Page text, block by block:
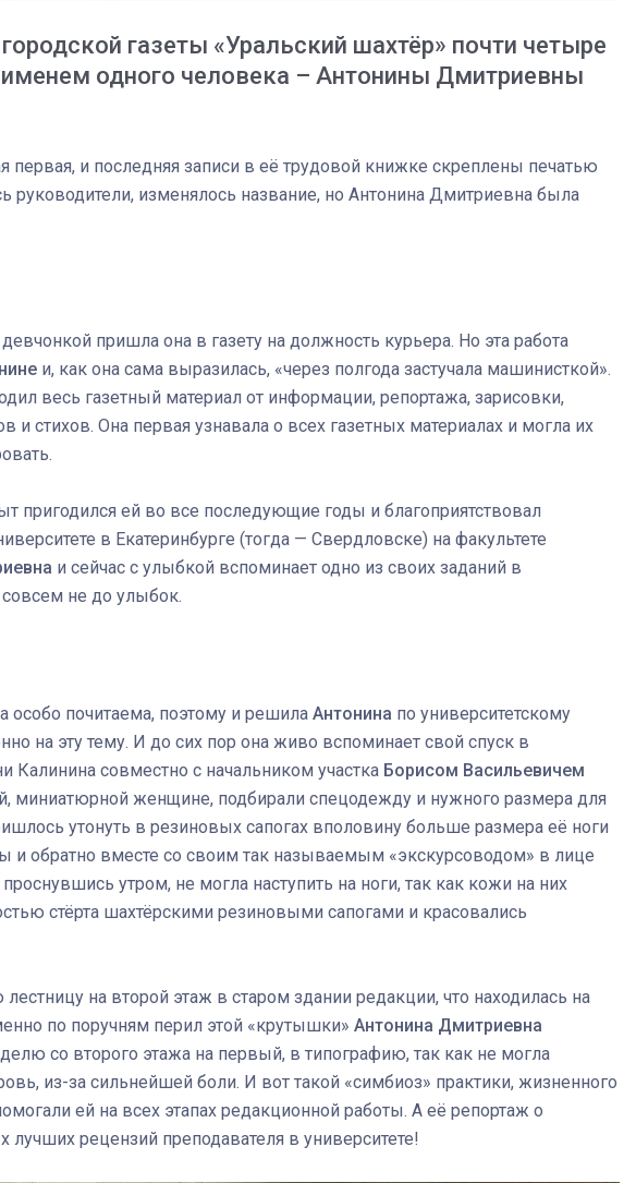
газеты «Уральский шахтёр» почти четыре
именем одного человека – Антонины Дмитриевны
первая, и последняя записи в её трудовой книжке скреплены печатью
руководители, изменялось название, но Антонина Дмитриевна была
пришла она в газету на должность курьера. Но эта работа
и, как она сама выразилась, «через полгода застучала машинисткой».
весь газетный материал от информации, репортажа, зарисовки,
и стихов. Она первая узнавала о всех газетных материалах и могла их
пригодился ей во все последующие годы и благоприятствовал
в Екатеринбурге (тогда — Свердловске) на факультете
и сейчас с улыбкой вспоминает одно из своих заданий в
совсем не до улыбок.
особо почитаема, поэтому и решила Антонина по университетскому
на эту тему. И до сих пор она живо вспоминает свой спуск в
совместно с начальником участка Борисом Васильевичем
миниатюрной женщине, подбирали спецодежду и нужного размера для
утонуть в резиновых сапогах вполовину больше размера её ноги
и обратно вместе со своим так называемым «экскурсоводом» в лице
утром, не могла наступить на ноги, так как кожи на них
стёрта шахтёрскими резиновыми сапогами и красовались
лестницу на второй этаж в старом здании редакции, что находилась на
по поручням перил этой «крутышки» Антонина Дмитриевна
со второго этажа на первый, в типографию, так как не могла
из-за сильнейшей боли. И вот такой «симбиоз» практики, жизненного
ей на всех этапах редакционной работы. А её репортаж о
лучших рецензий преподавателя в университете!
Коробов после
спецоперации сделал
реальностью свою
мечту